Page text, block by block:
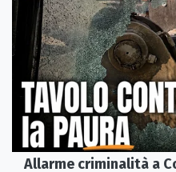
Allarme criminalità a